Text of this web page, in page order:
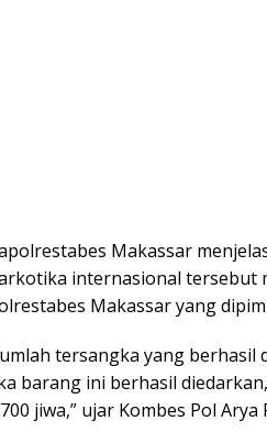
Makassar
internasional tersebut
Makassar yang
tersangka yang
barang ini berhasil
jiwa,” ujar Kombes Pol Arya